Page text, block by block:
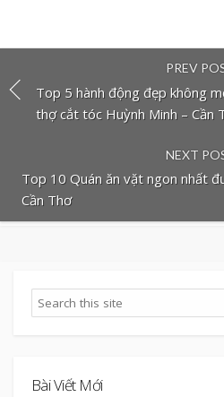
PREV
Top 5 hành động đẹp không
thợ cắt tóc Huỳnh Minh – Cần
NEXT
Top 10 Quán ăn vặt ngon nhất
Cần Thơ
Search
Bài Viết Mới